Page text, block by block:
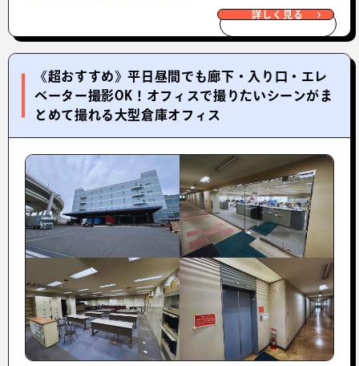
詳しく見る
《超おすすめ》平日昼間でも廊下・入り口・エレ
ベーター撮影OK！オフィスで撮りたいシーンがま
とめて撮れる大型倉庫オフィス